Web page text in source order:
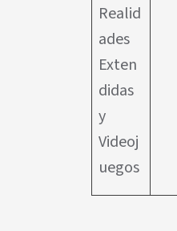
Realid
ades
Exten
didas
y
Videoj
uegos